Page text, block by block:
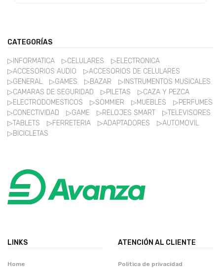
CATEGORÍAS
▷INFORMATICA ▷CELULARES
▷ELECTRONICA
▷ACCESORIOS AUDIO
▷ACCESORIOS DE CELULARES
▷GENERAL
▷GAMES ▷BAZAR
▷INSTRUMENTOS MUSICALES
▷CAMARAS DE SEGURIDAD
▷PILETAS
▷CAZA Y PEZCA
▷ELECTRODOMESTICOS
▷SOMMIER ▷MUEBLES
▷PERFUMES
▷CONECTIVIDAD
▷GAME ▷RELOJES SMART
▷TELEVISORES
▷TABLETS
▷FERRETERIA ▷ADAPTADORES
▷AUTOMOVIL
▷BICICLETAS
LINKS
Home
ATENCIÓN AL CLIENTE
Politica de privacidad